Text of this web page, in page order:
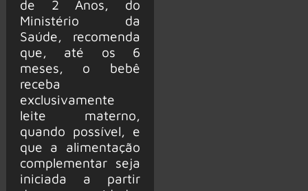
de 2 Anos, do
Ministério da
Saúde, recomenda
que, até os 6
meses, o bebê
receba
exclusivamente
leite materno,
quando possível, e
que a alimentação
complementar seja
iniciada a partir